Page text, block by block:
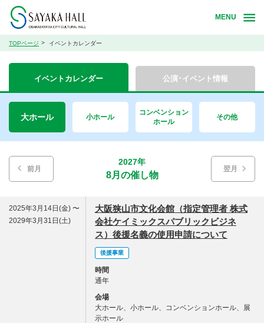
MENU
TOPページ イベントカレンダー
イベントカレンダー 公演･イベント情報
大ホール 小ホール
コンベンション
ホール
その他
翌月
前月
2027年
8月の催し物
2025年3月14日(金) 〜
2029年3月31日(土)
大阪狭山市文化会館（指定管理者 株式
会社ケイミックスパブリックビジネ
ス）後援名義の使用申請について
後援事業
時間
通年
会場
大ホール、小ホール、コンベンションホール、展
示ホール